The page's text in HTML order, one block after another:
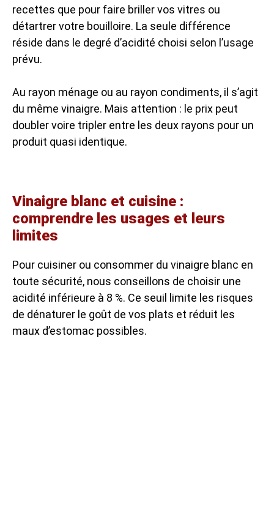
recettes que pour faire briller vos vitres ou
détartrer votre bouilloire. La seule différence
réside dans le degré d’acidité choisi selon l’usage
prévu.
Au rayon ménage ou au rayon condiments, il s’agit
du même vinaigre. Mais attention : le prix peut
doubler voire tripler entre les deux rayons pour un
produit quasi identique.
Vinaigre blanc et cuisine :
comprendre les usages et leurs
limites
Pour cuisiner ou consommer du vinaigre blanc en
toute sécurité, nous conseillons de choisir une
acidité inférieure à 8 %. Ce seuil limite les risques
de dénaturer le goût de vos plats et réduit les
maux d’estomac possibles.